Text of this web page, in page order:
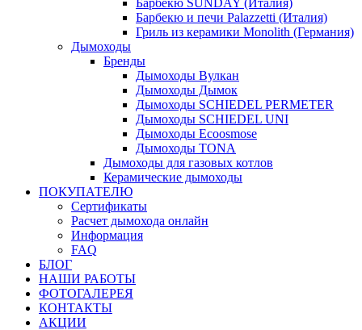
Барбекю SUNDAY (Италия)
Барбекю и печи Palazzetti (Италия)
Гриль из керамики Monolith (Германия)
Дымоходы
Бренды
Дымоходы Вулкан
Дымоходы Дымок
Дымоходы SCHIEDEL PERMETER
Дымоходы SCHIEDEL UNI
Дымоходы Ecoosmose
Дымоходы TONA
Дымоходы для газовых котлов
Керамические дымоходы
ПОКУПАТЕЛЮ
Сертификаты
Расчет дымохода онлайн
Информация
FAQ
БЛОГ
НАШИ РАБОТЫ
ФОТОГАЛЕРЕЯ
КОНТАКТЫ
АКЦИИ